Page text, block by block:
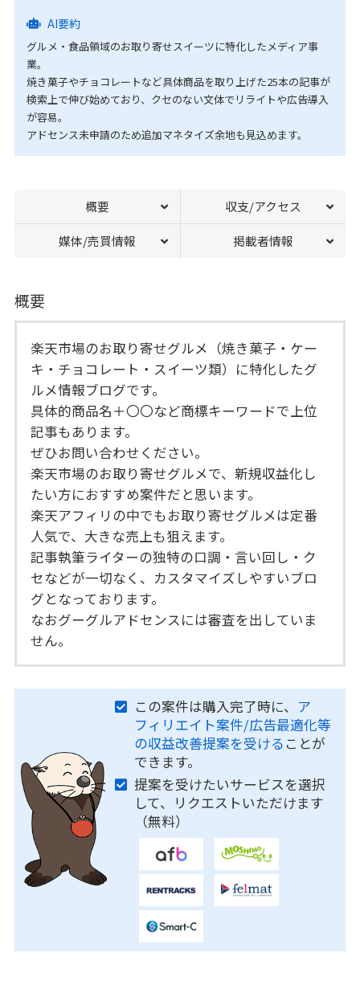
AI要約
グルメ・食品領域のお取り寄せスイーツに特化したメディア事
業。
焼き菓子やチョコレートなど具体商品を取り上げた25本の記事が
検索上で伸び始めており、クセのない文体でリライトや広告導入
が容易。
アドセンス未申請のため追加マネタイズ余地も見込めます。
概要 収支/アクセス
媒体/売買情報 掲載者情報
概要
楽天市場のお取り寄せグルメ（焼き菓子・ケー
キ・チョコレート・スイーツ類）に特化したグ
ルメ情報ブログです。
具体的商品名＋〇〇など商標キーワードで上位
記事もあります。
ぜひお問い合わせください。
楽天市場のお取り寄せグルメで、新規収益化し
たい方におすすめ案件だと思います。
楽天アフィリの中でもお取り寄せグルメは定番
人気で、大きな売上も狙えます。
記事執筆ライターの独特の口調・言い回し・ク
セなどが一切なく、カスタマイズしやすいブロ
グとなっております。
なおグーグルアドセンスには審査を出していま
せん。
この案件は購入完了時に、 ア
フィリエイト案件/広告最適化等
の収益改善提案を受ける ことが
できます。
提案を受けたいサービスを選択
して、リクエストいただけます
（無料）